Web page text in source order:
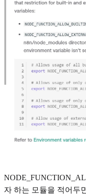
자 하는 모듈을 적어두